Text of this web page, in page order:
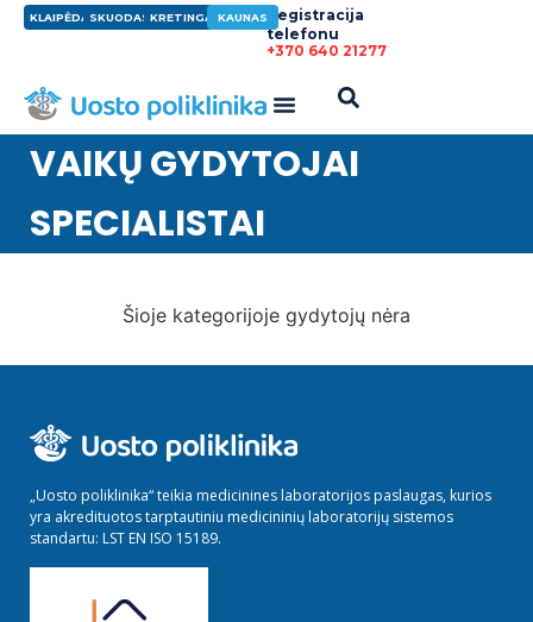
KLAIPĖDA SKUODASKRETINGA KAUNAS
Registracija
telefonu
+370 640 21277
VAIKŲ GYDYTOJAI
SPECIALISTAI
Šioje kategorijoje gydytojų nėra
„Uosto poliklinika“ teikia medicinines laboratorijos paslaugas, kurios
yra akredituotos tarptautiniu medicininių laboratorijų sistemos
standartu: LST EN ISO 15189.